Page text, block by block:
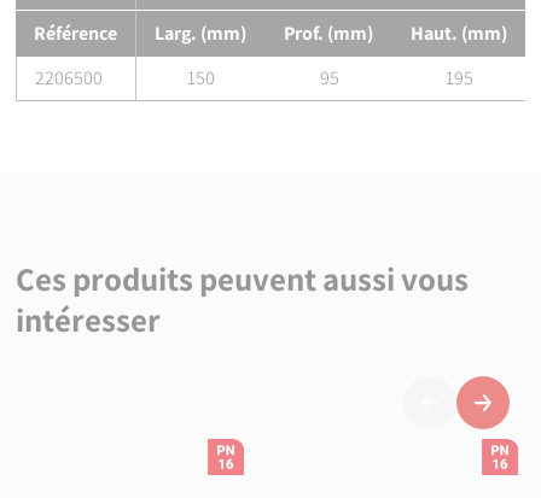
Référence
Larg. (mm) Prof. (mm)
Haut. (mm)
2206500
150 95 195
Ces produits peuvent aussi vous
intéresser
Précédent